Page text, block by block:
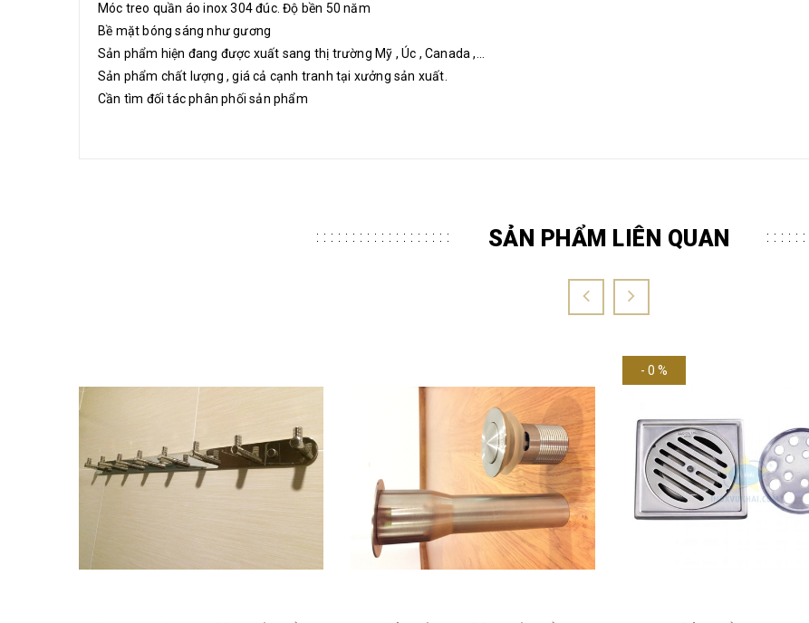
Móc treo quần áo inox 304 đúc. Độ bền 50 năm
Bề mặt bóng sáng như gương
Sản phẩm hiện đang được xuất sang thị trường Mỹ , Úc , Canada ,...
Sản phẩm chất lượng , giá cả cạnh tranh tại xưởng sản xuất.
Cần tìm đối tác phân phối sản phẩm
SẢN PHẨM LIÊN QUAN
- 0 %